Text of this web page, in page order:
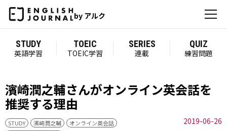
by アルク
STUDY
英語学習
TOEIC
TOEIC学習
SERIES
連載
QUIZ
練習問題
濱崎潤之輔さんがオンライン英会話を
推奨する理由
STUDY 濱崎潤之輔
オンライン英会話
2019-06-26